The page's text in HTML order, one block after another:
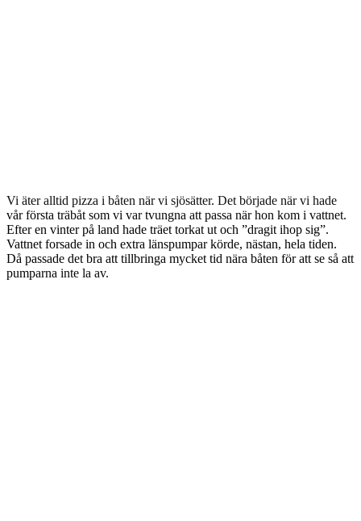
Vi äter alltid pizza i båten när vi sjösätter. Det började när vi hade
vår första träbåt som vi var tvungna att passa när hon kom i vattnet.
Efter en vinter på land hade träet torkat ut och ”dragit ihop sig”.
Vattnet forsade in och extra länspumpar körde, nästan, hela tiden.
Då passade det bra att tillbringa mycket tid nära båten för att se så att
pumparna inte la av.